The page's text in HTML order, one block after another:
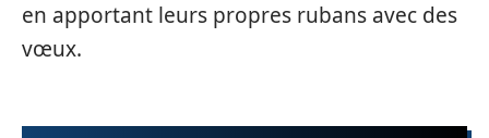
en apportant leurs propres rubans avec des
vœux.